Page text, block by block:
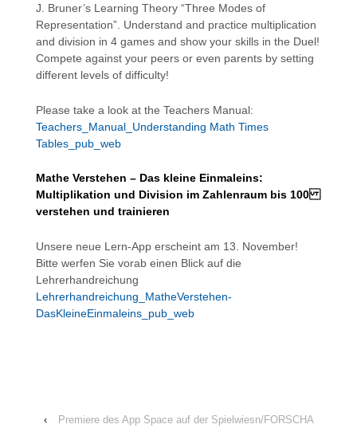
J. Bruner’s Learning Theory “Three Modes of
Representation”. Understand and practice multiplication
and division in 4 games and show your skills in the Duel!
Compete against your peers or even parents by setting
different levels of difficulty!
Please take a look at the Teachers Manual:
Teachers_Manual_Understanding Math Times
Tables_pub_web
Mathe Verstehen – Das kleine Einmaleins:
Multiplikation und Division im Zahlenraum bis 100
verstehen und trainieren
Unsere neue Lern-App erscheint am 13. November!
Bitte werfen Sie vorab einen Blick auf die
Lehrerhandreichung
Lehrerhandreichung_MatheVerstehen-
DasKleineEinmaleins_pub_web
‹
Premiere des App Space auf der Spielwiesn/FORSCHA